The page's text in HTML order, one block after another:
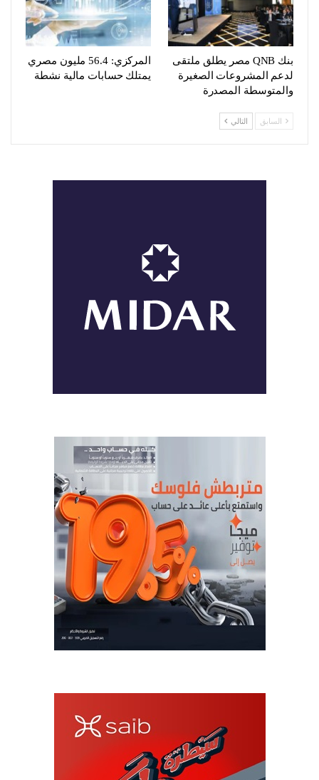
بنك QNB مصر يطلق ملتقى
لدعم المشروعات الصغيرة
والمتوسطة المصدرة
المركزي: 56.4 مليون مصري
يمتلك حسابات مالية نشطة
السابق التالي